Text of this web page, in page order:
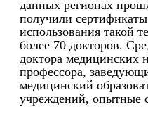
данных регионах
получили
использования такой
более 70 докторов.
доктора медицинских
профессора,
медицинский
учреждений, опытные